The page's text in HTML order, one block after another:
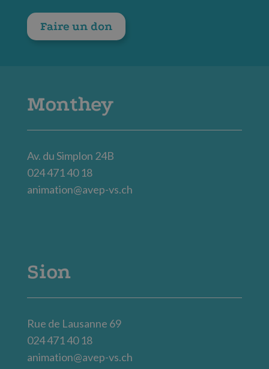
Faire un don
Monthey
Av. du Simplon 24B
024 471 40 18
animation@avep-vs.ch
Sion
Rue de Lausanne 69
024 471 40 18
animation@avep-vs.ch